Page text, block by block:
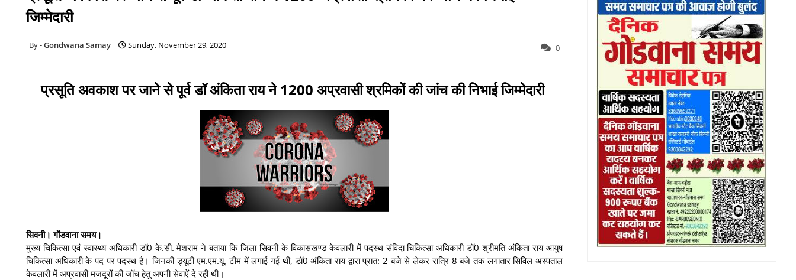
जिम्मेदारी
Gondwana Samay Sunday, November 29, 2020 0
प्रसूति अवकाश पर जाने से पूर्व डॉ अंकिता राय ने 1200 अप्रवासी श्रमिकों की जांच की निभाई जिम्मेदारी
सिवनी। गोंडवाना समय।
मुख्य चिकित्सा एवं स्वास्थ्य अधिकारी डॉ0 के.सी. मेशराम ने बताया कि जिला सिवनी के विकासखण्ड केवलारी में पदस्थ संविदा चिकित्सा अधिकारी डॉ0 श्रीमति अंकिता राय आयुष
चिकित्सा अधिकारी के पद पर पदस्थ है। जिनकी ड्यूटी एम.एम.यू. टीम में लगाई गई थी, डॉ0 अंकिता राय द्वारा प्रात: 2 बजे से लेकर रात्रि 8 बजे तक लगातार सिविल अस्पताल
केवलारी में अप्रवासी मजदूरों की जॉच हेतु अपनी सेवाऐं दे रही थी।